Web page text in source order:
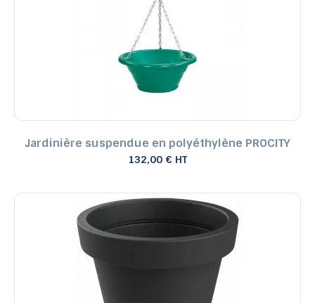
Prix, croissant
Prix, décroissant
Reference, A to Z
Reference, Z to A
Jardinière suspendue en polyéthylène PROCITY
132,00 € HT